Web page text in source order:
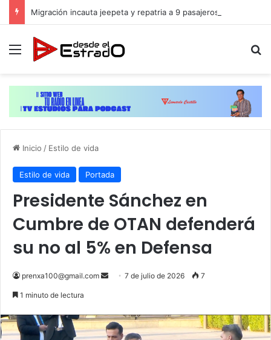
Menú
Inicio / Estilo de vida
Estilo de vida Portada
Presidente Sánchez en
Cumbre de OTAN defenderá
su no al 5% en Defensa
prenxa100@gmail.com
Send7 de julio de 2026 7
1 minuto de lectura